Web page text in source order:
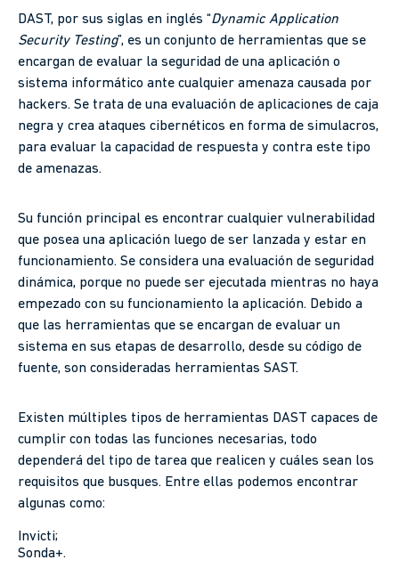
DAST, por sus siglas en inglés “Dynamic Application
Security Testing”, es un conjunto de herramientas que se
encargan de evaluar la seguridad de una aplicación o
sistema informático ante cualquier amenaza causada por
hackers. Se trata de una evaluación de aplicaciones de caja
negra y crea ataques cibernéticos en forma de simulacros,
para evaluar la capacidad de respuesta y contra este tipo
de amenazas.
Su función principal es encontrar cualquier vulnerabilidad
que posea una aplicación luego de ser lanzada y estar en
funcionamiento. Se considera una evaluación de seguridad
dinámica, porque no puede ser ejecutada mientras no haya
empezado con su funcionamiento la aplicación. Debido a
que las herramientas que se encargan de evaluar un
sistema en sus etapas de desarrollo, desde su código de
fuente, son consideradas herramientas SAST.
Existen múltiples tipos de herramientas DAST capaces de
cumplir con todas las funciones necesarias, todo
dependerá del tipo de tarea que realicen y cuáles sean los
requisitos que busques. Entre ellas podemos encontrar
algunas como:
Invicti;
Sonda+.